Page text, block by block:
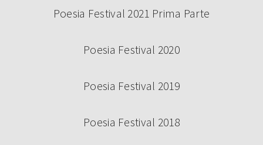
Poesia Festival 2021 Prima Parte
Poesia Festival 2020
Poesia Festival 2019
Poesia Festival 2018